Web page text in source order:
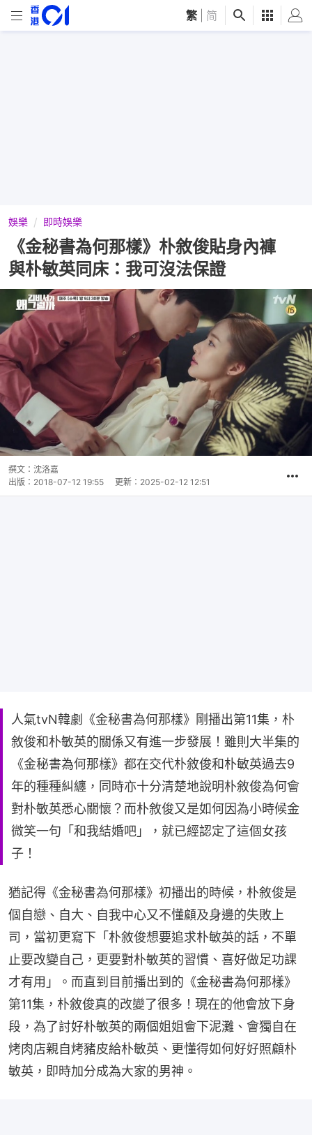
繁 简
娛樂 即時娛樂
《金秘書為何那樣》朴敘俊貼身內褲
與朴敏英同床：我可沒法保證
撰文： 沈洛嘉
出版： 2018-07-12 19:55 更新： 2025-02-12 12:51
人氣tvN韓劇《金秘書為何那樣》剛播出第11集，朴
敘俊和朴敏英的關係又有進一步發展！雖則大半集的
《金秘書為何那樣》都在交代朴敘俊和朴敏英過去9
年的種種糾纏，同時亦十分清楚地說明朴敘俊為何會
對朴敏英悉心關懷？而朴敘俊又是如何因為小時候金
微笑一句「和我結婚吧」，就已經認定了這個女孩
子！
猶記得《金秘書為何那樣》初播出的時候，朴敘俊是
個自戀、自大、自我中心又不懂顧及身邊的失敗上
司，當初更寫下「朴敘俊想要追求朴敏英的話，不單
止要改變自己，更要對朴敏英的習慣、喜好做足功課
才有用」。而直到目前播出到的《金秘書為何那樣》
第11集，朴敘俊真的改變了很多！現在的他會放下身
段，為了討好朴敏英的兩個姐姐會下泥灘、會獨自在
烤肉店親自烤豬皮給朴敏英、更懂得如何好好照顧朴
敏英，即時加分成為大家的男神。